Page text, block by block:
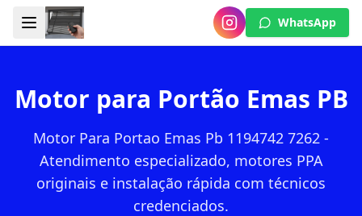
WhatsApp
Motor para Portão Emas PB
Motor Para Portao Emas Pb 1194742 7262 -
Atendimento especializado, motores PPA
originais e instalação rápida com técnicos
credenciados.